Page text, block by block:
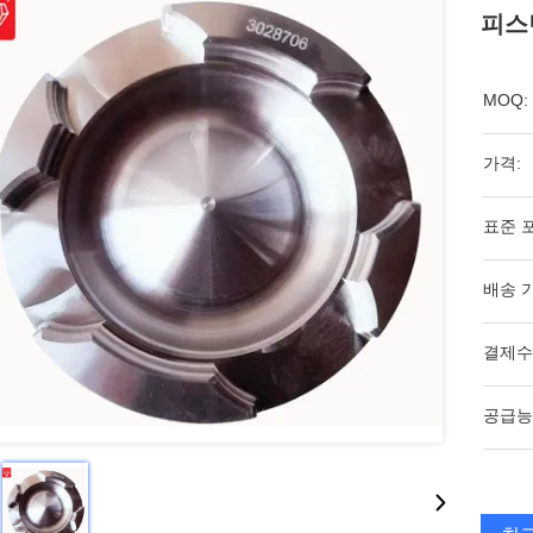
피
MOQ:
가격:
표준
배송
결제
공급